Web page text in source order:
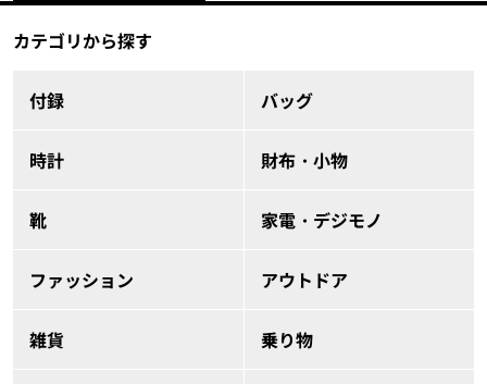
カテゴリから探す
付録 バッグ
時計 財布・小物
靴 家電・デジモノ
ファッション アウトドア
雑貨 乗り物